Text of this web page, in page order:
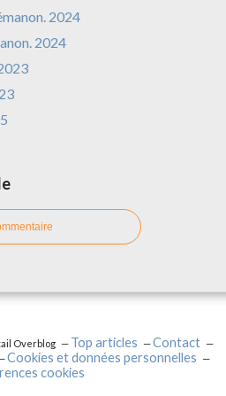
2024
Overblog Top articles
Contact
Cookies et données personnelles
cookies